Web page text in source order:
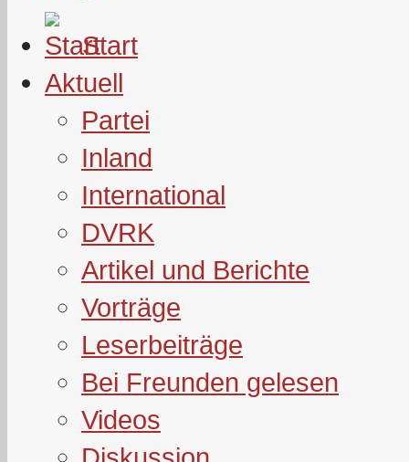
Start
Aktuell
Partei
Inland
International
DVRK
Artikel und Berichte
Vorträge
Leserbeiträge
Bei Freunden gelesen
Videos